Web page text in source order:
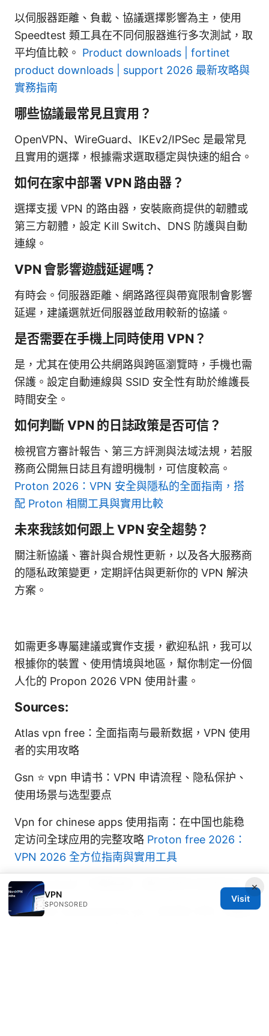
以伺服器距離、負載、協議選擇影響為主，使用
Speedtest 類工具在不同伺服器進行多次測試，取
平均值比較。 Product downloads | fortinet
product downloads | support 2026 最新攻略與
實務指南
哪些協議最常見且實用？
OpenVPN、WireGuard、IKEv2/IPSec 是最常見
且實用的選擇，根據需求選取穩定與快速的組合。
如何在家中部署 VPN 路由器？
選擇支援 VPN 的路由器，安裝廠商提供的韌體或
第三方韌體，設定 Kill Switch、DNS 防護與自動
連線。
VPN 會影響遊戲延遲嗎？
有時会。伺服器距離、網路路徑與帶寬限制會影響
延遲，建議選就近伺服器並啟用較新的協議。
是否需要在手機上同時使用 VPN？
是，尤其在使用公共網路與跨區瀏覽時，手機也需
保護。設定自動連線與 SSID 安全性有助於維護長
時間安全。
如何判斷 VPN 的日誌政策是否可信？
檢視官方審計報告、第三方評測與法域法規，若服
務商公開無日誌且有證明機制，可信度較高。
Proton 2026：VPN 安全與隱私的全面指南，搭
配 Proton 相關工具與實用比較
未來我該如何跟上 VPN 安全趨勢？
關注新協議、審計與合規性更新，以及各大服務商
的隱私政策變更，定期評估與更新你的 VPN 解決
方案。
如需更多專屬建議或實作支援，歡迎私訊，我可以
根據你的裝置、使用情境與地區，幫你制定一份個
人化的 Propon 2026 VPN 使用計畫。
Sources:
Atlas vpn free：全面指南与最新数据，VPN 使用
者的实用攻略
Gsn ⭐ vpn 申请书：VPN 申请流程、隐私保护、
使用场景与选型要点
Vpn for chinese apps 使用指南：在中国也能稳
定访问全球应用的完整攻略 Proton free 2026：
VPN 2026 全方位指南與實用工具
Vpn Android：完整指南、最佳选择与实用技巧
Free vpn download for pc：全方位 VPN 下载指
×
VPN
SPONSORED
Visit